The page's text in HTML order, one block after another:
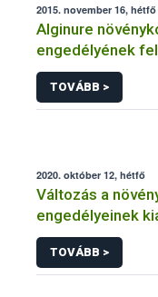
2015. november 16, hétfő
Alginure
engedélyének
TOVÁBB >
2020. október 12, hétfő
Változás a
engedélyeinek
TOVÁBB >